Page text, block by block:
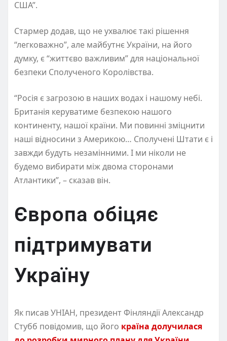
США”.
Стармер додав, що не ухвалює такі рішення
“легковажно”, але майбутнє України, на його
думку, є “життєво важливим” для національної
безпеки Сполученого Королівства.
“Росія є загрозою в наших водах і нашому небі.
Британія керуватиме безпекою нашого
континенту, нашої країни. Ми повинні зміцнити
наші відносини з Америкою… Сполучені Штати є і
завжди будуть незамінними. І ми ніколи не
будемо вибирати між двома сторонами
Атлантики”, – сказав він.
Європа обіцяє
підтримувати
Україну
Як писав УНІАН, президент Фінляндії Александр
Стубб повідомив, що його країна долучилася